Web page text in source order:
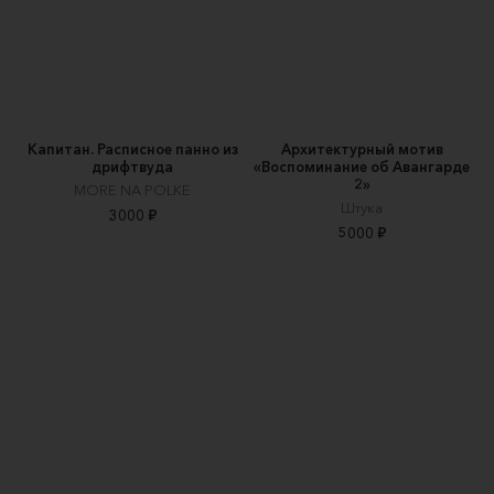
Капитан. Расписное панно из
дрифтвуда
MORE NA POLKE
3000 ₽
Архитектурный мотив
«Воспоминание об Авангарде
2»
Штука
5000 ₽